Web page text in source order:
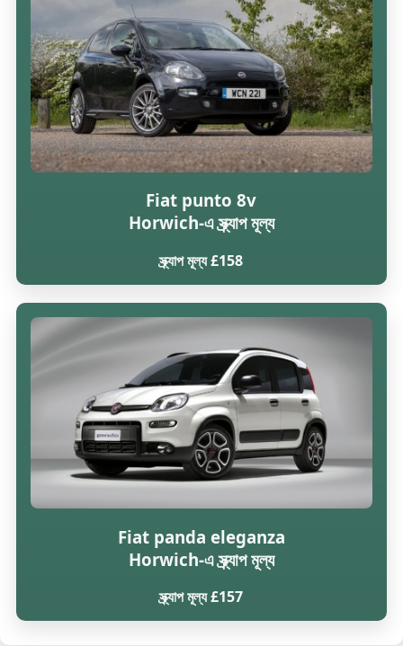
Fiat punto 8v
Horwich-এ স্ক্র্যাপ মূল্য
স্ক্র্যাপ মূল্য £158
Fiat panda eleganza
Horwich-এ স্ক্র্যাপ মূল্য
স্ক্র্যাপ মূল্য £157